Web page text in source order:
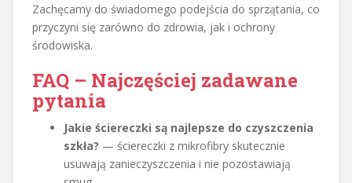
Zachęcamy do świadomego podejścia do sprzątania, co
przyczyni się zarówno do zdrowia, jak i ochrony
środowiska.
FAQ – Najczęściej zadawane
pytania
Jakie ściereczki są najlepsze do czyszczenia
szkła? — ściereczki z mikrofibry skutecznie
usuwają zanieczyszczenia i nie pozostawiają